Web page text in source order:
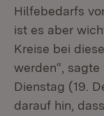
Hilfebedarfs
ist es aber
Kreise bei
werden“,
Dienstag (19.
darauf hin,